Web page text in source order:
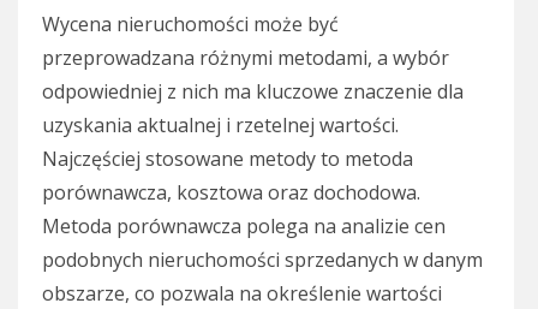
Wycena nieruchomości może być
przeprowadzana różnymi metodami, a wybór
odpowiedniej z nich ma kluczowe znaczenie dla
uzyskania aktualnej i rzetelnej wartości.
Najczęściej stosowane metody to metoda
porównawcza, kosztowa oraz dochodowa.
Metoda porównawcza polega na analizie cen
podobnych nieruchomości sprzedanych w danym
obszarze, co pozwala na określenie wartości